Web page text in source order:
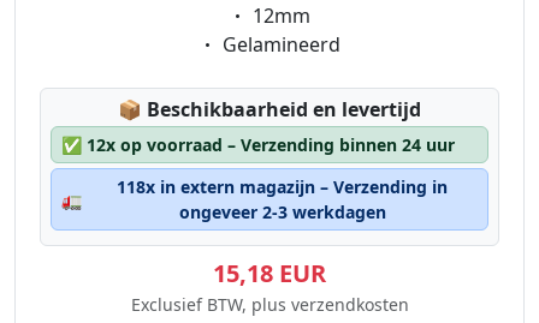
Eigenschaft:
12mm
Eigenschaft:
Gelamineerd
📦 Lagerstatus:
Beschikbaarheid en levertijd
✅ 12x op voorraad – Verzending binnen 24 uur
🚛
118x in extern magazijn – Verzending in
ongeveer 2-3 werkdagen
15,18 EUR
Exclusief BTW, plus verzendkosten